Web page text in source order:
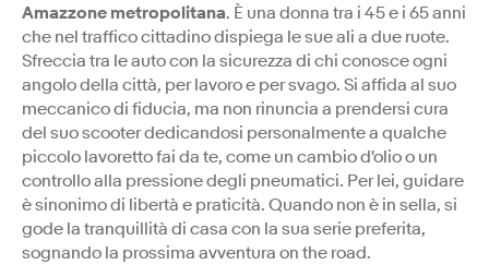
Amazzone metropolitana. È una donna tra i 45 e i 65 anni
che nel traffico cittadino dispiega le sue ali a due ruote.
Sfreccia tra le auto con la sicurezza di chi conosce ogni
angolo della città, per lavoro e per svago. Si affida al suo
meccanico di fiducia, ma non rinuncia a prendersi cura
del suo scooter dedicandosi personalmente a qualche
piccolo lavoretto fai da te, come un cambio d'olio o un
controllo alla pressione degli pneumatici. Per lei, guidare
è sinonimo di libertà e praticità. Quando non è in sella, si
gode la tranquillità di casa con la sua serie preferita,
sognando la prossima avventura on the road.